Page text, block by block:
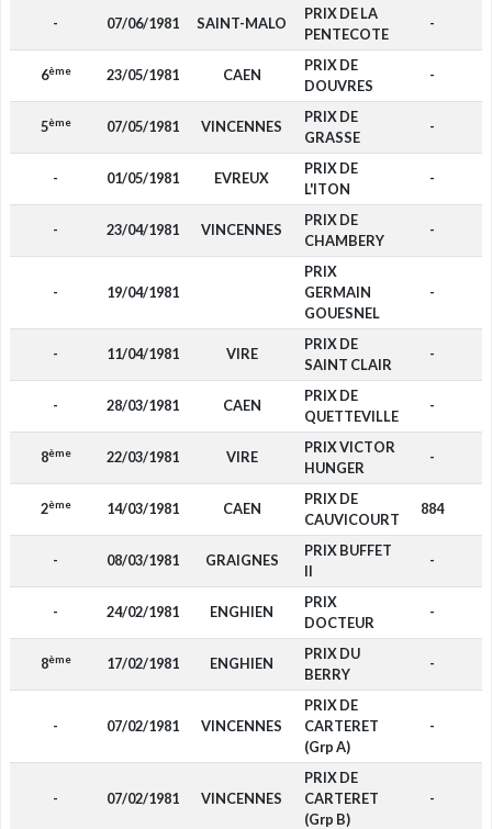
- 07/06/1981 SAINT-MALO
PRIX DE LA
PENTECOTE
-
6ème 23/05/1981 CAEN
PRIX DE
DOUVRES
-
5ème 07/05/1981 VINCENNES
PRIX DE
GRASSE
-
- 01/05/1981 EVREUX
PRIX DE
L'ITON
-
- 23/04/1981 VINCENNES
PRIX DE
CHAMBERY
-
- 19/04/1981
PRIX
GERMAIN
GOUESNEL
-
- 11/04/1981 VIRE
PRIX DE
SAINT CLAIR
-
- 28/03/1981 CAEN
PRIX DE
QUETTEVILLE
-
8ème 22/03/1981 VIRE
PRIX VICTOR
HUNGER
-
2ème 14/03/1981 CAEN
PRIX DE
CAUVICOURT
884
- 08/03/1981 GRAIGNES
PRIX BUFFET
II
-
- 24/02/1981 ENGHIEN
PRIX
DOCTEUR
-
8ème 17/02/1981 ENGHIEN
PRIX DU
BERRY
-
- 07/02/1981 VINCENNES
PRIX DE
CARTERET
(Grp A)
-
- 07/02/1981 VINCENNES
PRIX DE
CARTERET
(Grp B)
-